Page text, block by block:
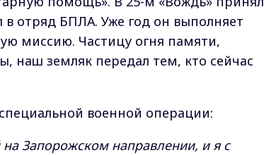
отряд БПЛА. Уже год он выполняет
миссию. Частицу огня памяти,
наш земляк передал тем, кто сейчас
военной операции:
Запорожском направлении, и я с